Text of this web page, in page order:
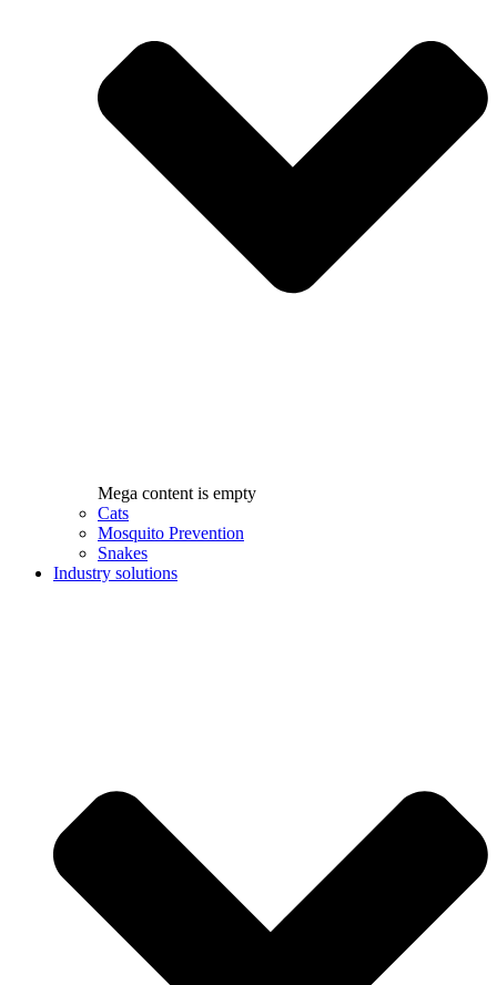
Mega content is empty
Cats
Mosquito Prevention
Snakes
Industry solutions